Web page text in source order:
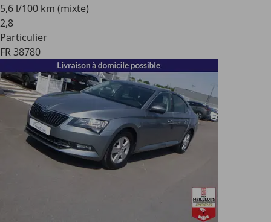
5,6 l/100 km (mixte)
2,8
Particulier
FR 38780